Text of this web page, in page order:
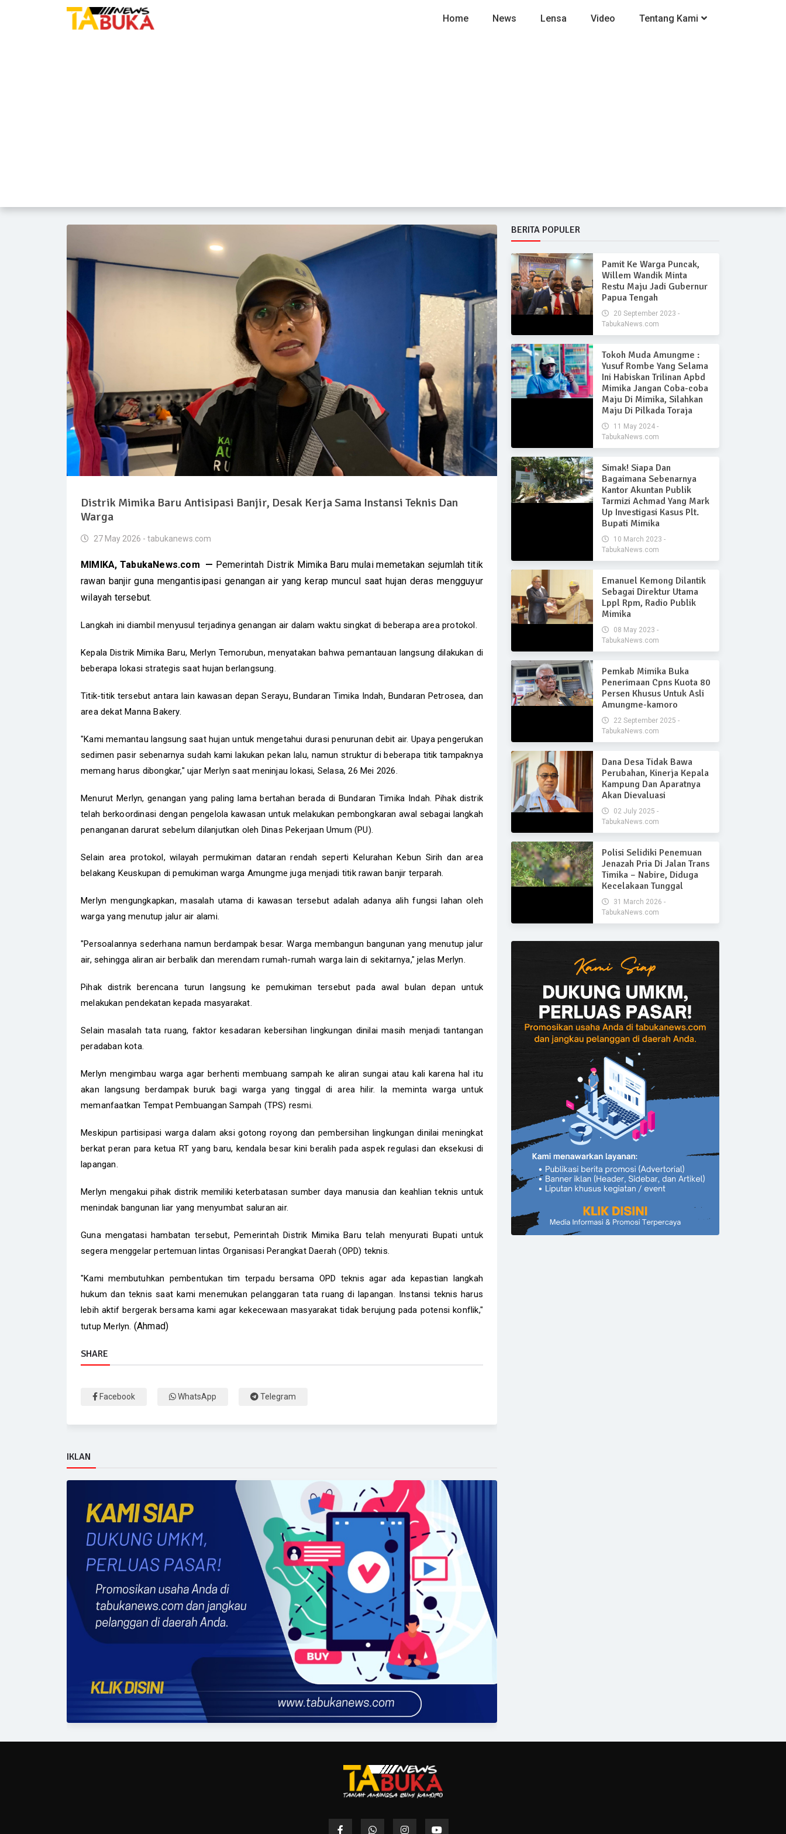
Home News Lensa Video Tentang Kami
Distrik Mimika Baru Antisipasi Banjir, Desak Kerja Sama Instansi Teknis Dan
Warga
27 May 2026 - tabukanews.com
MIMIKA, TabukaNews.com — Pemerintah Distrik Mimika Baru mulai memetakan sejumlah titik
rawan banjir guna mengantisipasi genangan air yang kerap muncul saat hujan deras mengguyur
wilayah tersebut.
Langkah ini diambil menyusul terjadinya genangan air dalam waktu singkat di beberapa area protokol.
Kepala Distrik Mimika Baru, Merlyn Temorubun, menyatakan bahwa pemantauan langsung dilakukan di
beberapa lokasi strategis saat hujan berlangsung.
Titik-titik tersebut antara lain kawasan depan Serayu, Bundaran Timika Indah, Bundaran Petrosea, dan
area dekat Manna Bakery.
"Kami memantau langsung saat hujan untuk mengetahui durasi penurunan debit air. Upaya pengerukan
sedimen pasir sebenarnya sudah kami lakukan pekan lalu, namun struktur di beberapa titik tampaknya
memang harus dibongkar," ujar Merlyn saat meninjau lokasi, Selasa, 26 Mei 2026.
Menurut Merlyn, genangan yang paling lama bertahan berada di Bundaran Timika Indah. Pihak distrik
telah berkoordinasi dengan pengelola kawasan untuk melakukan pembongkaran awal sebagai langkah
penanganan darurat sebelum dilanjutkan oleh Dinas Pekerjaan Umum (PU).
Selain area protokol, wilayah permukiman dataran rendah seperti Kelurahan Kebun Sirih dan area
belakang Keuskupan di pemukiman warga Amungme juga menjadi titik rawan banjir terparah.
Merlyn mengungkapkan, masalah utama di kawasan tersebut adalah adanya alih fungsi lahan oleh
warga yang menutup jalur air alami.
"Persoalannya sederhana namun berdampak besar. Warga membangun bangunan yang menutup jalur
air, sehingga aliran air berbalik dan merendam rumah-rumah warga lain di sekitarnya," jelas Merlyn.
Pihak distrik berencana turun langsung ke pemukiman tersebut pada awal bulan depan untuk
melakukan pendekatan kepada masyarakat.
Selain masalah tata ruang, faktor kesadaran kebersihan lingkungan dinilai masih menjadi tantangan
peradaban kota.
Merlyn mengimbau warga agar berhenti membuang sampah ke aliran sungai atau kali karena hal itu
akan langsung berdampak buruk bagi warga yang tinggal di area hilir. Ia meminta warga untuk
memanfaatkan Tempat Pembuangan Sampah (TPS) resmi.
Meskipun partisipasi warga dalam aksi gotong royong dan pembersihan lingkungan dinilai meningkat
berkat peran para ketua RT yang baru, kendala besar kini beralih pada aspek regulasi dan eksekusi di
lapangan.
Merlyn mengakui pihak distrik memiliki keterbatasan sumber daya manusia dan keahlian teknis untuk
menindak bangunan liar yang menyumbat saluran air.
Guna mengatasi hambatan tersebut, Pemerintah Distrik Mimika Baru telah menyurati Bupati untuk
segera menggelar pertemuan lintas Organisasi Perangkat Daerah (OPD) teknis.
"Kami membutuhkan pembentukan tim terpadu bersama OPD teknis agar ada kepastian langkah
hukum dan teknis saat kami menemukan pelanggaran tata ruang di lapangan. Instansi teknis harus
lebih aktif bergerak bersama kami agar kekecewaan masyarakat tidak berujung pada potensi konflik,"
tutup Merlyn. (Ahmad)
SHARE
Facebook WhatsApp Telegram
IKLAN
BERITA POPULER
Pamit Ke Warga Puncak,
Willem Wandik Minta
Restu Maju Jadi Gubernur
Papua Tengah
20 September 2023 -
TabukaNews.com
Tokoh Muda Amungme :
Yusuf Rombe Yang Selama
Ini Habiskan Trilinan Apbd
Mimika Jangan Coba-coba
Maju Di Mimika, Silahkan
Maju Di Pilkada Toraja
11 May 2024 -
TabukaNews.com
Simak! Siapa Dan
Bagaimana Sebenarnya
Kantor Akuntan Publik
Tarmizi Achmad Yang Mark
Up Investigasi Kasus Plt.
Bupati Mimika
10 March 2023 -
TabukaNews.com
Emanuel Kemong Dilantik
Sebagai Direktur Utama
Lppl Rpm, Radio Publik
Mimika
08 May 2023 -
TabukaNews.com
Pemkab Mimika Buka
Penerimaan Cpns Kuota 80
Persen Khusus Untuk Asli
Amungme-kamoro
22 September 2025 -
TabukaNews.com
Dana Desa Tidak Bawa
Perubahan, Kinerja Kepala
Kampung Dan Aparatnya
Akan Dievaluasi
02 July 2025 -
TabukaNews.com
Polisi Selidiki Penemuan
Jenazah Pria Di Jalan Trans
Timika – Nabire, Diduga
Kecelakaan Tunggal
31 March 2026 -
TabukaNews.com